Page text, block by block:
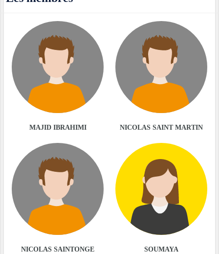
MAJID IBRAHIMI NICOLAS SAINT MARTIN
NICOLAS SAINTONGE SOUMAYA